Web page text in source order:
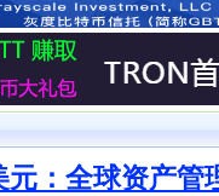
：全球资产管